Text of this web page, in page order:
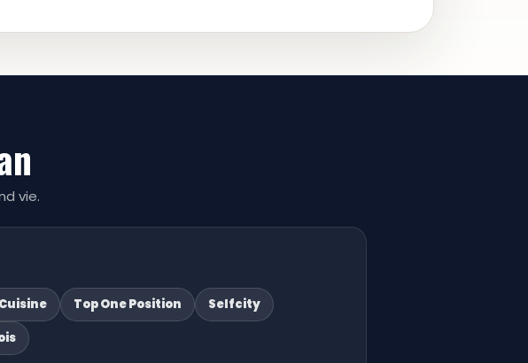
vie.
Top One Position
Selfcity